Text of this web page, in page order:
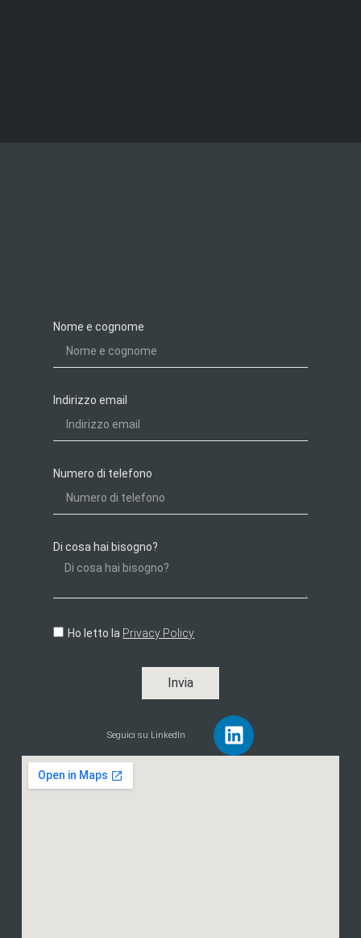
Nome e cognome
Indirizzo email
Numero di telefono
Di cosa hai bisogno?
Ho letto la Privacy Policy
Invia
Seguici su LinkedIn